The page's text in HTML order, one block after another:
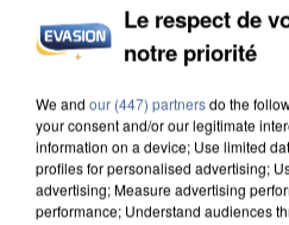
Le respect de
notre priorité
We and our (447) partnersdo the
your consent and/or our legitimate
information on a device; Use limited
profiles for personalised advertising;
advertising; Measure advertising
performance; Understand audiences